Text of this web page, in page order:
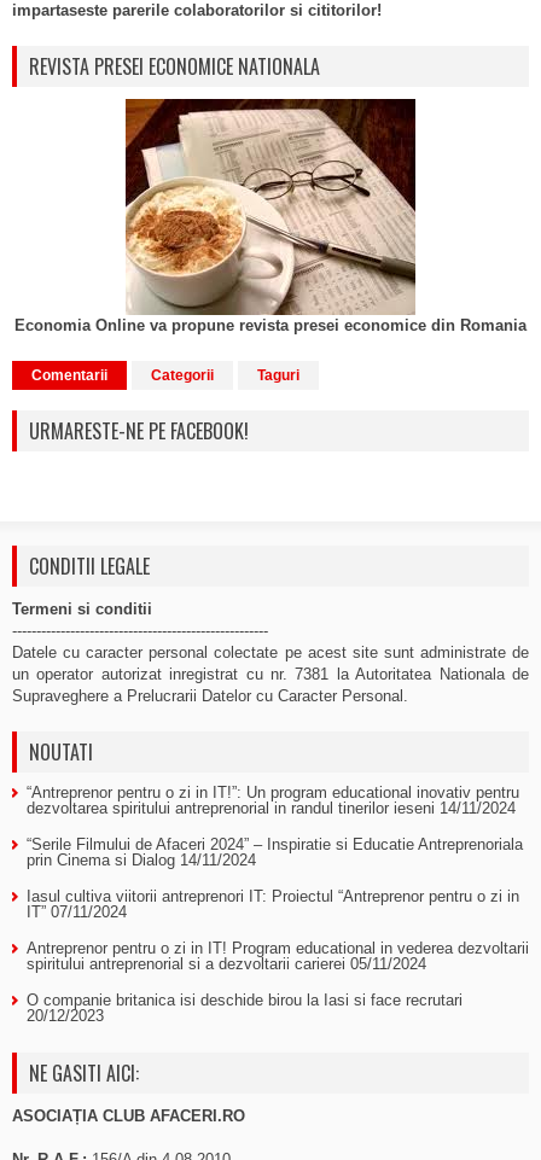
impartaseste parerile colaboratorilor si cititorilor!
REVISTA PRESEI ECONOMICE NATIONALA
Economia Online va propune revista presei economice din Romania
Comentarii Categorii Taguri
URMARESTE-NE PE FACEBOOK!
CONDITII LEGALE
Termeni si conditii
-----------------------------------------------------
Datele cu caracter personal colectate pe acest site sunt administrate de
un operator autorizat inregistrat cu nr. 7381 la Autoritatea Nationala de
Supraveghere a Prelucrarii Datelor cu Caracter Personal.
NOUTATI
“Antreprenor pentru o zi in IT!”: Un program educational inovativ pentru
dezvoltarea spiritului antreprenorial in randul tinerilor ieseni 14/11/2024
“Serile Filmului de Afaceri 2024” – Inspiratie si Educatie Antreprenoriala
prin Cinema si Dialog 14/11/2024
Iasul cultiva viitorii antreprenori IT: Proiectul “Antreprenor pentru o zi in
IT” 07/11/2024
Antreprenor pentru o zi in IT! Program educational in vederea dezvoltarii
spiritului antreprenorial si a dezvoltarii carierei 05/11/2024
O companie britanica isi deschide birou la Iasi si face recrutari
20/12/2023
NE GASITI AICI:
ASOCIAȚIA CLUB AFACERI.RO